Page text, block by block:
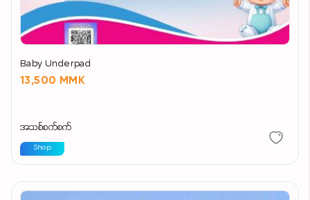
Baby Underpad
13,500 MMK
အသစ်စက်စက်
Shop